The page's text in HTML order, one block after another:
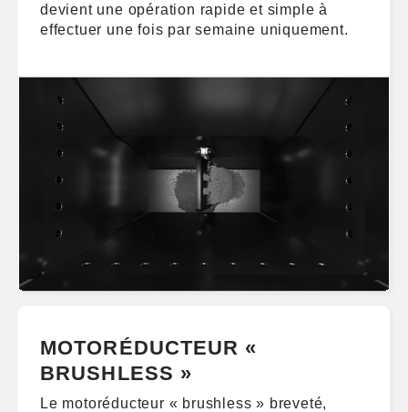
devient une opération rapide et simple à
effectuer une fois par semaine uniquement.
MOTORÉDUCTEUR «
BRUSHLESS »
Le motoréducteur « brushless » breveté,